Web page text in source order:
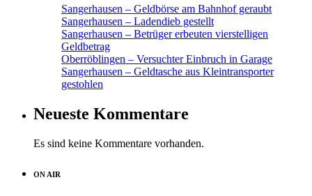
Sangerhausen – Geldbörse am Bahnhof geraubt
Sangerhausen – Ladendieb gestellt
Sangerhausen – Betrüger erbeuten vierstelligen
Geldbetrag
Oberröblingen – Versuchter Einbruch in Garage
Sangerhausen – Geldtasche aus Kleintransporter
gestohlen
Neueste Kommentare
Es sind keine Kommentare vorhanden.
ON AIR